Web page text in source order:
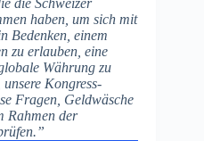
die Schweizer
haben, um sich mit
Bedenken, einem
zu erlauben, eine
Währung zu
Kongress-
Fragen, Geldwäsche
Rahmen der